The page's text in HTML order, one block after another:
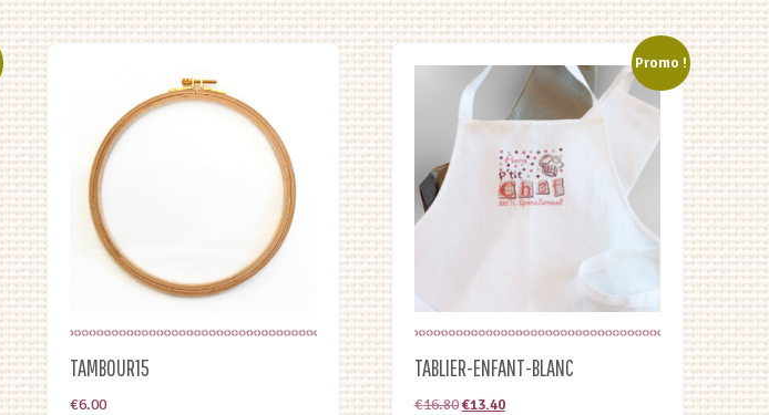
TAMBOUR15
€6.00
Promo !
TABLIER-ENFANT-BLANC
€16.80 Le
€13.40Le